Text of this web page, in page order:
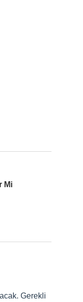
Mi
Gerekli